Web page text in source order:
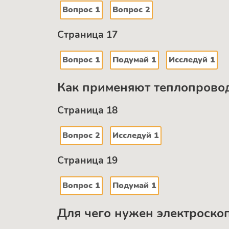
Вопрос 1 Вопрос 2
Страница 17
Вопрос 1 Подумай 1 Исследуй 1
Как применяют
Страница 18
Вопрос 2 Исследуй 1
Страница 19
Вопрос 1 Подумай 1
Для чего нужен